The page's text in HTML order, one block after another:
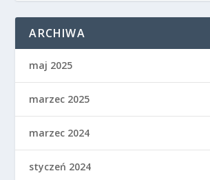
ARCHIWA
maj 2025
marzec 2025
marzec 2024
styczeń 2024